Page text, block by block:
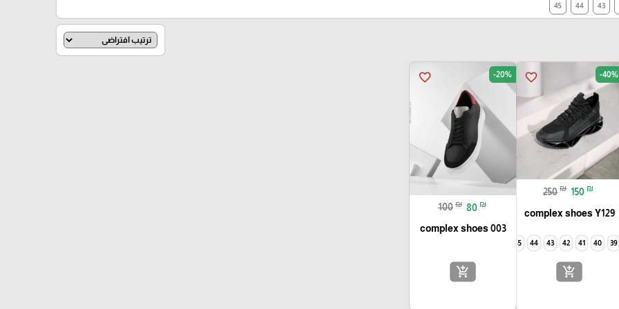
43
44
45
favorite_border -40%
250 ₪ 150 ₪
complex shoes Y129
39
40
41
42
43
44
45
add_shopping_cart
favorite_border -20%
100 ₪ 80 ₪
complex shoes 003
add_shopping_cart